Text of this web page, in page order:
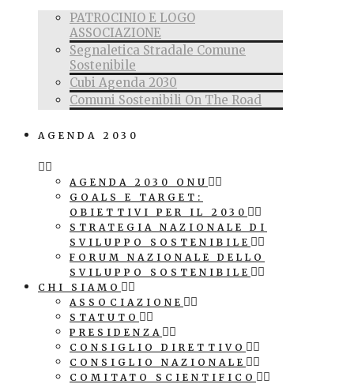
PATROCINIO E LOGO
ASSOCIAZIONE
Segnaletica Stradale Comune
Sostenibile
Cubi Agenda 2030
Comuni Sostenibili On The Road
AGENDA 2030
AGENDA 2030 ONU
GOALS E TARGET:
OBIETTIVI PER IL 2030
STRATEGIA NAZIONALE DI
SVILUPPO SOSTENIBILE
FORUM NAZIONALE DELLO
SVILUPPO SOSTENIBILE
CHI SIAMO
ASSOCIAZIONE
STATUTO
PRESIDENZA
CONSIGLIO DIRETTIVO
CONSIGLIO NAZIONALE
COMITATO SCIENTIFICO